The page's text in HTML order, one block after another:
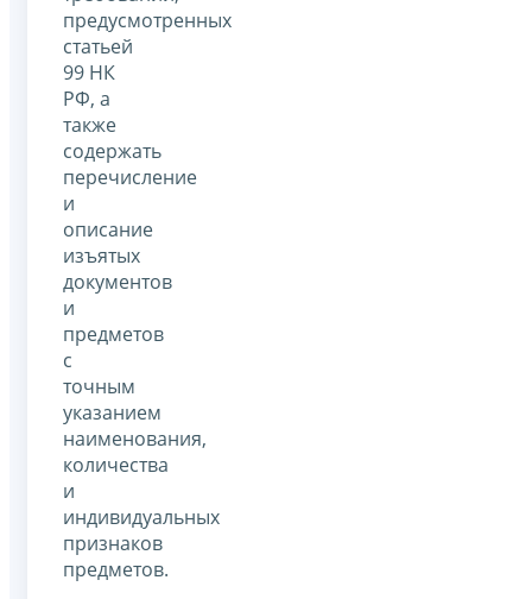
предусмотренных
статьей
99 НК
РФ, а
также
содержать
перечисление
и
описание
изъятых
документов
и
предметов
с
точным
указанием
наименования,
количества
и
индивидуальных
признаков
предметов.